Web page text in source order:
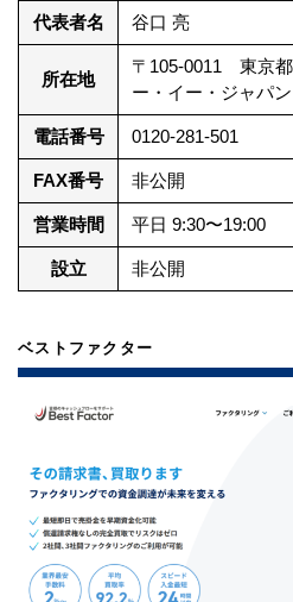
代表者名 谷口 亮
所在地
〒105-0011 東京
ー・イー・ジャパ
電話番号 0120-281-501
FAX番号 非公開
営業時間 平日 9:30〜19:00
設立 非公開
ベストファクター